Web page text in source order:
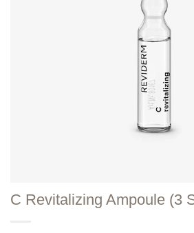
C Revitalizing Ampoule (3